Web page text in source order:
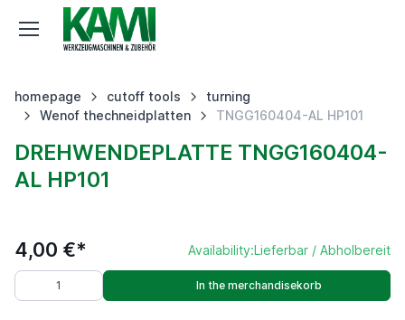
homepage cutoff tools
turning
Wenof thechneidplatten
TNGG160404-AL HP101
DREHWENDEPLATTE TNGG160404-
AL HP101
4,00 €* Availability:Lieferbar / Abholbereit
In the merchandisekorb